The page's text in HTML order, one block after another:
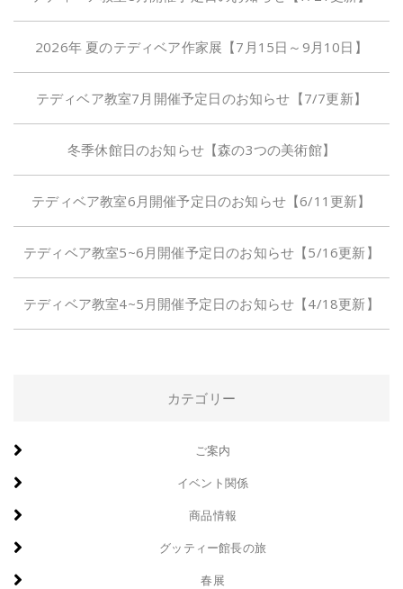
2026年 夏のテディベア作家展【7月15日～9月10日】
テディベア教室7月開催予定日のお知らせ【7/7更新】
冬季休館日のお知らせ【森の3つの美術館】
テディベア教室6月開催予定日のお知らせ【6/11更新】
テディベア教室5~6月開催予定日のお知らせ【5/16更新】
テディベア教室4~5月開催予定日のお知らせ【4/18更新】
カテゴリー
ご案内
イベント関係
商品情報
グッティー館長の旅
春展